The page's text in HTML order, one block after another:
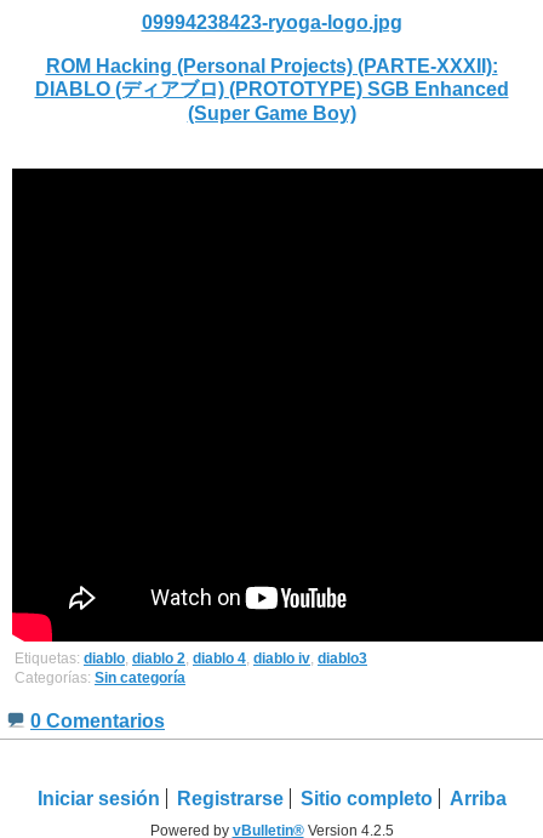
09994238423-ryoga-logo.jpg
ROM Hacking (Personal Projects) (PARTE-XXXII):
DIABLO (ディアブロ) (PROTOTYPE) SGB Enhanced
(Super Game Boy)
Etiquetas: diablo, diablo 2, diablo 4, diablo iv, diablo3
Categorías: Sin categoría
0 Comentarios
Iniciar sesión Registrarse Sitio completo Arriba
Powered by vBulletin®Version 4.2.5